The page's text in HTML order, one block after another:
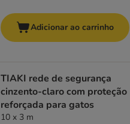
Adicionar ao carrinho
TIAKI rede de segurança
cinzento-claro com proteção
reforçada para gatos
10 x 3 m